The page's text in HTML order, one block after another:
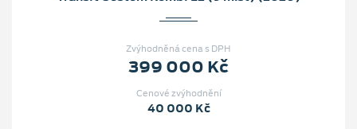
Zvýhodněná cena s DPH
399 000 Kč
Cenové zvýhodnění
40 000 Kč